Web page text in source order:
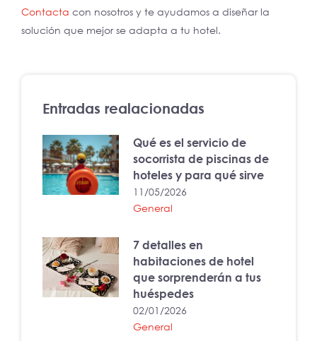
Contacta con nosotros y te ayudamos a diseñar la
solución que mejor se adapta a tu hotel.
Entradas realacionadas
Qué es el servicio de
socorrista de piscinas de
hoteles y para qué sirve
11/05/2026
General
7 detalles en
habitaciones de hotel
que sorprenderán a tus
huéspedes
02/01/2026
General